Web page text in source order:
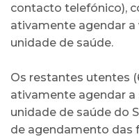
contacto telefónico),
ativamente agendar a
unidade de saúde.
Os restantes utentes
ativamente agendar a
unidade de saúde do
de agendamento das